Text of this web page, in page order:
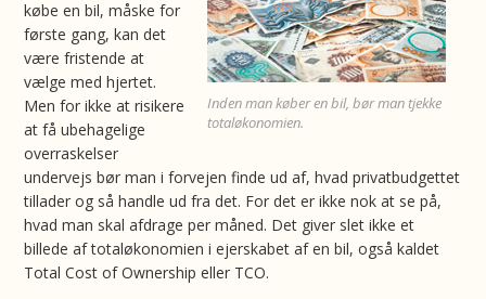
Inden man køber en bil, bør man tjekke
totaløkonomien.
købe en bil, måske for
første gang, kan det
være fristende at
vælge med hjertet.
Men for ikke at risikere
at få ubehagelige
overraskelser
undervejs bør man i forvejen finde ud af, hvad privatbudgettet
tillader og så handle ud fra det. For det er ikke nok at se på,
hvad man skal afdrage per måned. Det giver slet ikke et
billede af totaløkonomien i ejerskabet af en bil, også kaldet
Total Cost of Ownership eller TCO.